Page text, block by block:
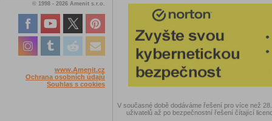
© 1998 - 2026 Amenit s.r.o.
www.Amenit.cz
Ochrana osobních údajů
Souhlas s cookies
V současné době dodáváme řešení pro více než
uživatelů až po bezpečnostní řešení čítající